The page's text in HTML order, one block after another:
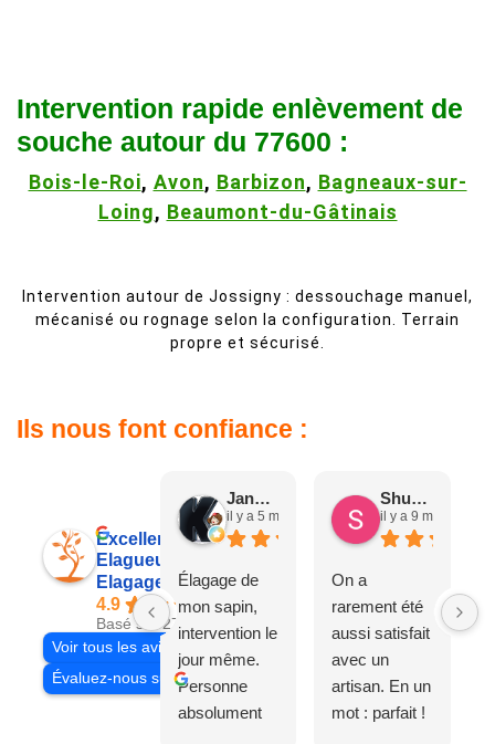
Intervention rapide enlèvement de
souche autour du 77600 :
Bois-le-Roi, Avon, Barbizon, Bagneaux-sur-
Loing, Beaumont-du-Gâtinais
Intervention autour de Jossigny : dessouchage manuel,
mécanisé ou rognage selon la configuration. Terrain
propre et sécurisé.
Ils nous font confiance :
Excellent
Elagueur 77
Elagage Villiers
4.9
Basé sur 27 avis
Voir tous les avis
Évaluez-nous sur
Jane D.
il y a 5 mois
Élagage de
mon sapin,
intervention le
jour même.
Personne
absolument
Shuang & Jean K.
il y a 9 mois
On a
rarement été
aussi satisfait
avec un
artisan. En un
mot : parfait !